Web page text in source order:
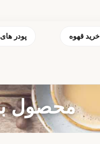
خرید قهوه پودر
محصول